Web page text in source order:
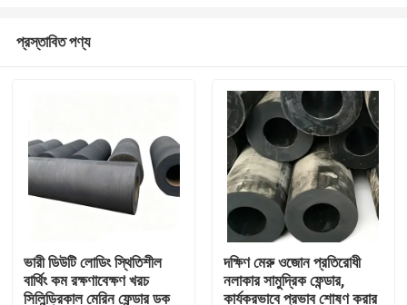
প্রস্তাবিত পণ্য
ভারী ডিউটি লোডিং স্থিতিশীল
বার্থিং কম রক্ষণাবেক্ষণ খরচ
সিলিন্ড্রিকাল মেরিন ফেন্ডার ডক
দক্ষিণ মেরু ওজোন প্রতিরোধী
নলাকার সামুদ্রিক ফেন্ডার,
কার্যকরভাবে প্রভাব শোষণ করার